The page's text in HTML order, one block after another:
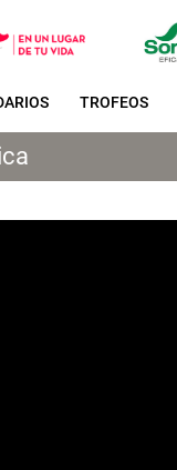
TROFEOS